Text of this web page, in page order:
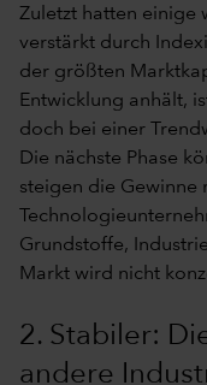
Zuletzt hatten einige
verstärkt durch
der größten
Entwicklung anhält,
doch bei einer
Die nächste Phase
steigen die Gewinne
Grundstoffe,
Markt wird nicht
2. Stabiler:
andere